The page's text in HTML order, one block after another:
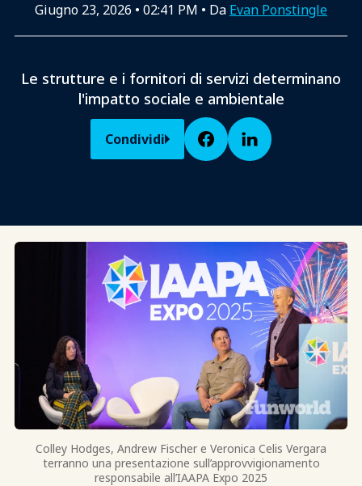
Giugno 23, 2026 • 02:41 PM • Da Evan Ponstingle
Le strutture e i fornitori di servizi determinano
l'impatto sociale e ambientale
Condividi
Colley Hodges, Andrew Fischer e Veronica Celis Vergara
terranno una presentazione sull’approvvigionamento
responsabile all’IAAPA Expo 2025